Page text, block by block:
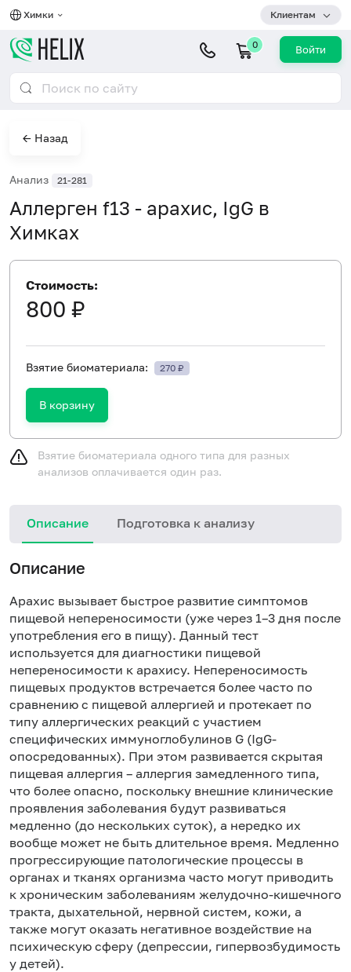
Химки Клиентам
0 Войти
← Назад
Анализ 21-281
Аллерген f13 - арахис, IgG в
Химках
Стоимость:
800 ₽
Взятие биоматериала: 270 ₽
В корзину
Взятие биоматериала одного типа для разных
анализов оплачивается один раз.
Описание Подготовка к анализу
Описание
Арахис вызывает быстрое развитие симптомов
пищевой непереносимости (уже через 1–3 дня после
употребления его в пищу). Данный тест
используется для диагностики пищевой
непереносимости к арахису. Непереносимость
пищевых продуктов встречается более часто по
сравнению с пищевой аллергией и протекает по
типу аллергических реакций с участием
специфических иммуноглобулинов G (IgG-
опосредованных). При этом развивается скрытая
пищевая аллергия – аллергия замедленного типа,
что более опасно, поскольку внешние клинические
проявления заболевания будут развиваться
медленно (до нескольких суток), а нередко их
вообще может не быть длительное время. Медленно
прогрессирующие патологические процессы в
органах и тканях организма часто могут приводить
к хроническим заболеваниям желудочно-кишечного
тракта, дыхательной, нервной систем, кожи, а
также могут оказать негативное воздействие на
психическую сферу (депрессии, гипервозбудимость
у детей).